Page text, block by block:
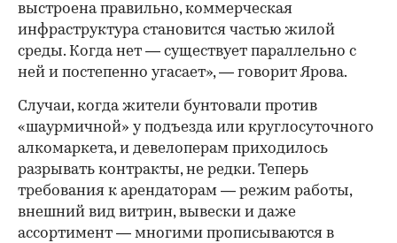
выстроена правильно, коммерческая
инфраструктура становится частью жилой
среды. Когда нет — существует параллельно с
ней и постепенно угасает», — говорит Ярова.
Случаи, когда жители бунтовали против
«шаурмичной» у подъезда или круглосуточного
алкомаркета, и девелоперам приходилось
разрывать контракты, не редки. Теперь
требования к арендаторам — режим работы,
внешний вид витрин, вывески и даже
ассортимент — многими прописываются в